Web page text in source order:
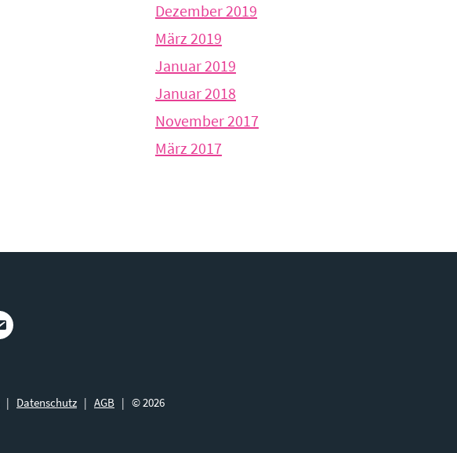
Dezember 2019
März 2019
Januar 2019
Januar 2018
November 2017
März 2017
| Datenschutz | AGB | © 2026